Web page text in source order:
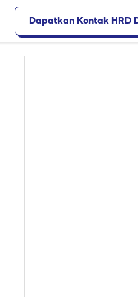
Dapatkan Kontak HRD